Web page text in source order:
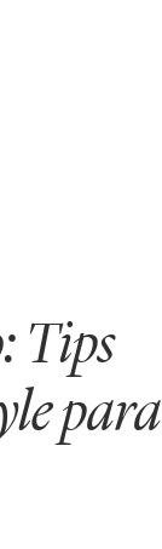
Tips
para